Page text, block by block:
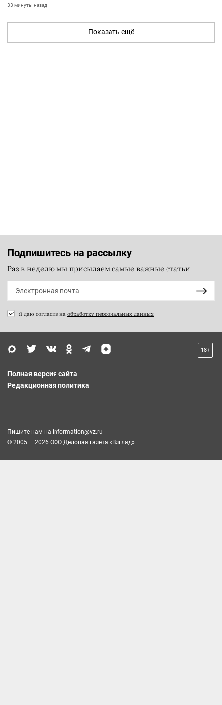
33 минуты назад
Показать ещё
Подпишитесь на рассылку
Раз в неделю мы присылаем самые важные статьи
Я даю согласие на обработку персональных данных
18+
Полная версия сайта
Редакционная политика
Пишите нам на information@vz.ru
© 2005 — 2026 ООО Деловая газета «Взгляд»